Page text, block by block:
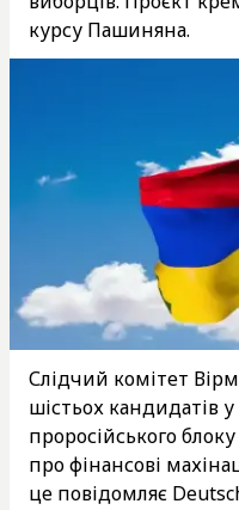
курсу Пашиняна.
Слідчий комітет
шістьох кандидатів
проросійського
про фінансові
це повідомляє